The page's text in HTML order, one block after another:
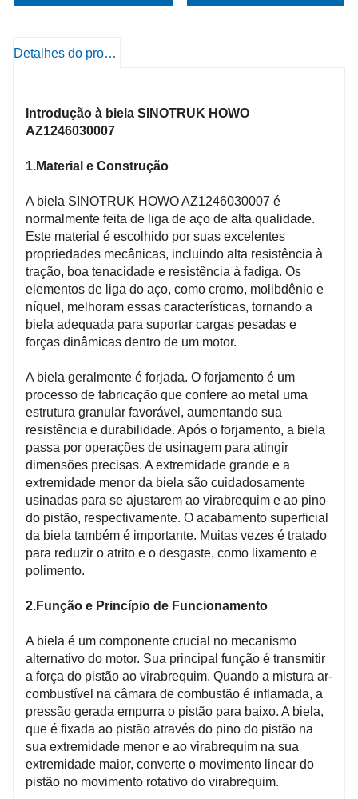
mecanismo alternativo do motor, garantindo uma
2.Engenharia precisa e ajuste ideal: Projetado com
ajuste preciso minimiza folgas e vibrações,
contribuindo para melhorar o desempenho do motor,
componentes associados.
estrutura cuidadosamente projetada e propriedades
do material, demonstra excelente resistência à fadiga.
Ele pode suportar os ciclos repetitivos de carga e
descarga que ocorrem durante a operação do motor
sem sucumbir a falhas prematuras, mantendo assim a
integridade e a funcionalidade do processo de
transferência de potência do motor durante um
período prolongado.
Detalhes do produto
Introdução à biela SINOTRUK HOWO
AZ1246030007
1.Material e Construção
A biela SINOTRUK HOWO AZ1246030007 é
normalmente feita de liga de aço de alta qualidade.
Este material é escolhido por suas excelentes
propriedades mecânicas, incluindo alta resistência à
tração, boa tenacidade e resistência à fadiga. Os
elementos de liga do aço, como cromo, molibdênio e
níquel, melhoram essas características, tornando a
biela adequada para suportar cargas pesadas e
forças dinâmicas dentro de um motor.
A biela geralmente é forjada. O forjamento é um
processo de fabricação que confere ao metal uma
estrutura granular favorável, aumentando sua
resistência e durabilidade. Após o forjamento, a biela
passa por operações de usinagem para atingir
dimensões precisas. A extremidade grande e a
extremidade menor da biela são cuidadosamente
usinadas para se ajustarem ao virabrequim e ao pino
do pistão, respectivamente. O acabamento superficial
da biela também é importante. Muitas vezes é tratado
para reduzir o atrito e o desgaste, como lixamento e
polimento.
2.Função e Princípio de Funcionamento
A biela é um componente crucial no mecanismo
alternativo do motor. Sua principal função é transmitir
a força do pistão ao virabrequim. Quando a mistura ar-
combustível na câmara de combustão é inflamada, a
pressão gerada empurra o pistão para baixo. A biela,
que é fixada ao pistão através do pino do pistão na
sua extremidade menor e ao virabrequim na sua
extremidade maior, converte o movimento linear do
pistão no movimento rotativo do virabrequim.